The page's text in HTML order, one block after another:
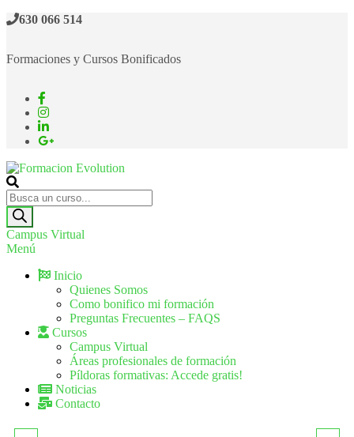
630 066 514
Formaciones y Cursos Bonificados
Formacion Evolution
Cursos de formación continua
Campus Virtual
Menú
Inicio
Quienes Somos
Como bonifico mi formación
Preguntas Frecuentes – FAQS
Cursos
Campus Virtual
Áreas profesionales de formación
Píldoras formativas: Accede gratis!
Noticias
Contacto